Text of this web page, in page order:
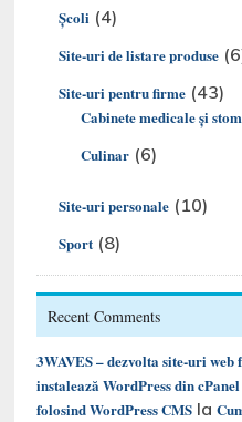
Şcoli (4)
Site-uri de listare produse
Site-uri pentru firme (43)
Cabinete medicale și
Culinar (6)
Site-uri personale (10)
Sport (8)
Recent Comments
3WAVES – dezvolta site-uri
instalează WordPress din
folosind WordPress CMS la